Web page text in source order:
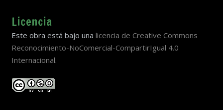
Licencia
Este obra está bajo una licencia de Creative Commons
Reconocimiento-NoComercial-CompartirIgual 4.0
Internacional.